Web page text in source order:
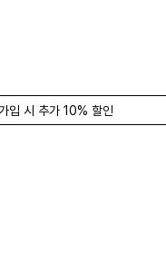
입 시 추가 10% 할인